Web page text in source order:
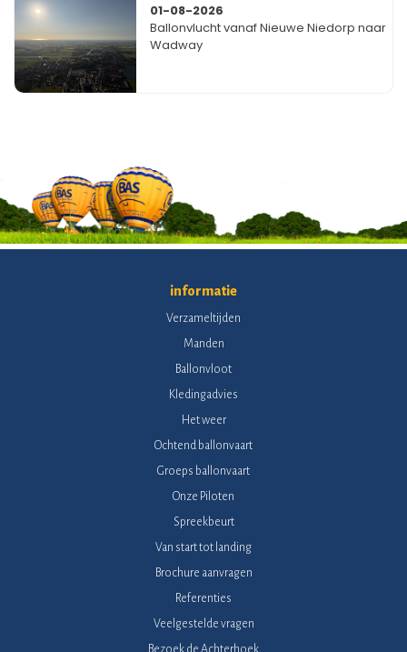
01-08-2026
Ballonvlucht vanaf Nieuwe Niedorp naar
Wadway
informatie
Verzameltijden
Manden
Ballonvloot
Kledingadvies
Het weer
Ochtend ballonvaart
Groeps ballonvaart
Onze Piloten
Spreekbeurt
Van start tot landing
Brochure aanvragen
Referenties
Veelgestelde vragen
Bezoek de Achterhoek